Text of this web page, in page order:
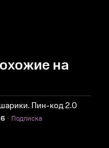
на
Пин-код 2.0
Подписка
·